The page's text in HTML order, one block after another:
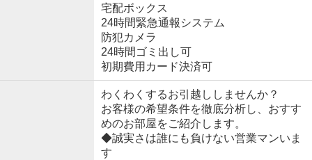
宅配ボックス
24時間緊急通報システム
防犯カメラ
24時間ゴミ出し可
初期費用カード決済可
わくわくするお引越ししませんか？
お客様の希望条件を徹底分析し、おすす
めのお部屋をご紹介します。
◆誠実さは誰にも負けない営業マンいま
す